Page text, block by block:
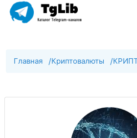
Главная /Криптовалюты /